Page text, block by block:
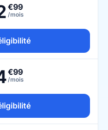
€99
/mois
€99
/mois